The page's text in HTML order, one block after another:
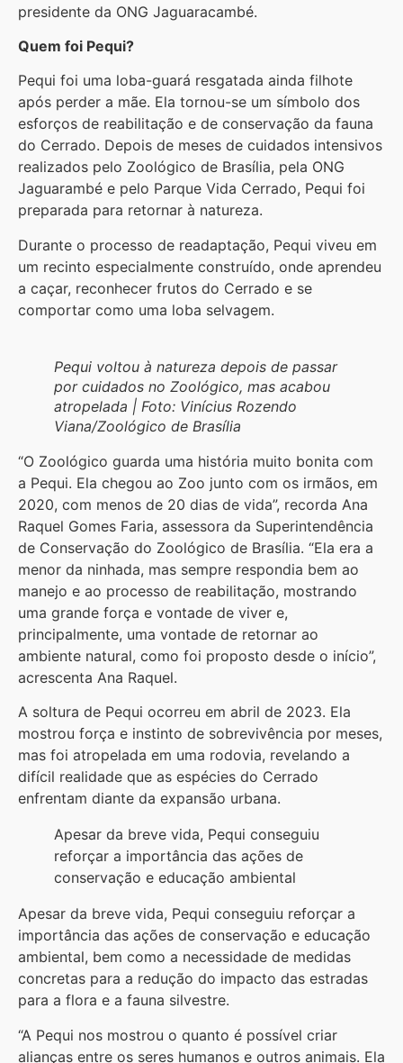
presidente da ONG Jaguaracambé.
Quem foi Pequi?
Pequi foi uma loba-guará resgatada ainda filhote
após perder a mãe. Ela tornou-se um símbolo dos
esforços de reabilitação e de conservação da fauna
do Cerrado. Depois de meses de cuidados intensivos
realizados pelo Zoológico de Brasília, pela ONG
Jaguarambé e pelo Parque Vida Cerrado, Pequi foi
preparada para retornar à natureza.
Durante o processo de readaptação, Pequi viveu em
um recinto especialmente construído, onde aprendeu
a caçar, reconhecer frutos do Cerrado e se
comportar como uma loba selvagem.
Pequi voltou à natureza depois de passar
por cuidados no Zoológico, mas acabou
atropelada | Foto: Vinícius Rozendo
Viana/Zoológico de Brasília
“O Zoológico guarda uma história muito bonita com
a Pequi. Ela chegou ao Zoo junto com os irmãos, em
2020, com menos de 20 dias de vida”, recorda Ana
Raquel Gomes Faria, assessora da Superintendência
de Conservação do Zoológico de Brasília. “Ela era a
menor da ninhada, mas sempre respondia bem ao
manejo e ao processo de reabilitação, mostrando
uma grande força e vontade de viver e,
principalmente, uma vontade de retornar ao
ambiente natural, como foi proposto desde o início”,
acrescenta Ana Raquel.
A soltura de Pequi ocorreu em abril de 2023. Ela
mostrou força e instinto de sobrevivência por meses,
mas foi atropelada em uma rodovia, revelando a
difícil realidade que as espécies do Cerrado
enfrentam diante da expansão urbana.
Apesar da breve vida, Pequi conseguiu
reforçar a importância das ações de
conservação e educação ambiental
Apesar da breve vida, Pequi conseguiu reforçar a
importância das ações de conservação e educação
ambiental, bem como a necessidade de medidas
concretas para a redução do impacto das estradas
para a flora e a fauna silvestre.
“A Pequi nos mostrou o quanto é possível criar
alianças entre os seres humanos e outros animais. Ela